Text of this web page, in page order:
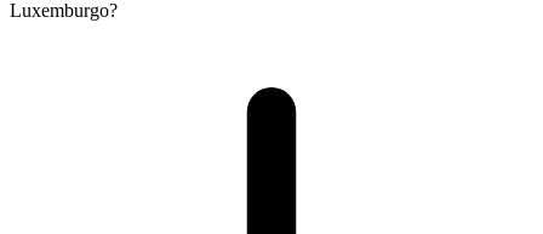
Luxemburgo?